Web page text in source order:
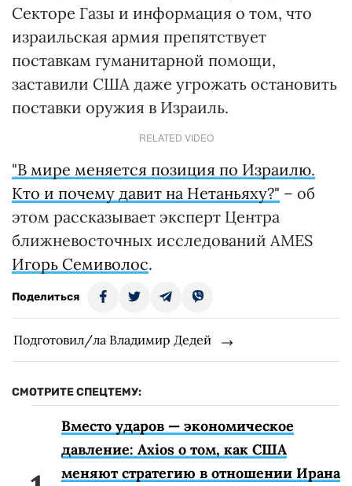
Секторе Газы и информация о том, что
израильская армия препятствует
поставкам гуманитарной помощи,
заставили США даже угрожать остановить
поставки оружия в Израиль.
RELATED VIDEO
"В мире меняется позиция по Израилю.
Кто и почему давит на Нетаньяху?" – об
этом рассказывает эксперт Центра
ближневосточных исследований AMES
Игорь Семиволос.
Поделиться
Подготовил/ла Владимир Дедей
СМОТРИТЕ СПЕЦТЕМУ:
Вместо ударов — экономическое
давление: Axios о том, как США
меняют стратегию в отношении Ирана